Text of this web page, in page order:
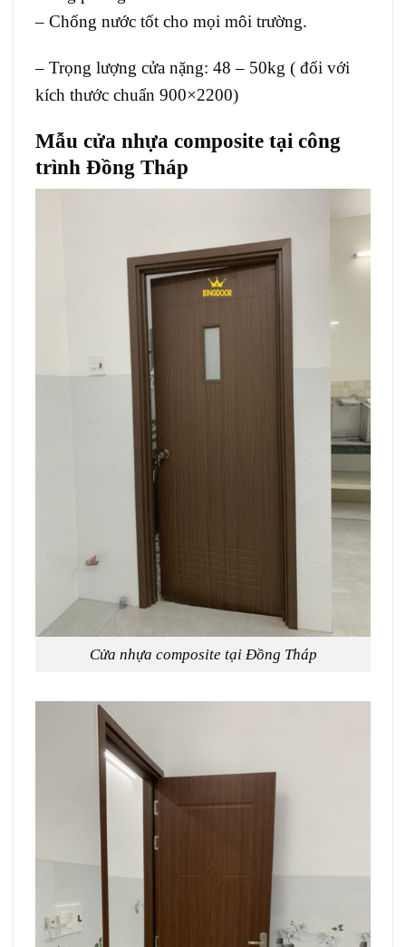
– Chống nước tốt cho mọi môi trường.
– Trọng lượng cửa nặng: 48 – 50kg ( đối với
kích thước chuẩn 900×2200)
Mẫu cửa nhựa composite tại công
trình Đồng Tháp
Cửa nhựa composite tại Đồng Tháp